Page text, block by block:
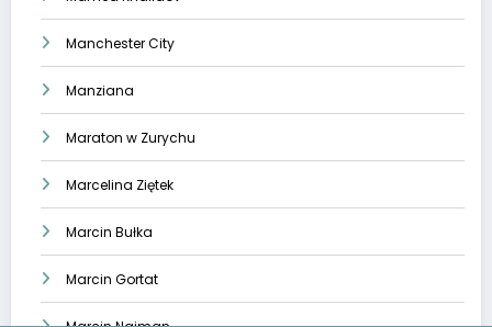
Manchester City
Manziana
Maraton w Zurychu
Marcelina Ziętek
Marcin Bułka
Marcin Gortat